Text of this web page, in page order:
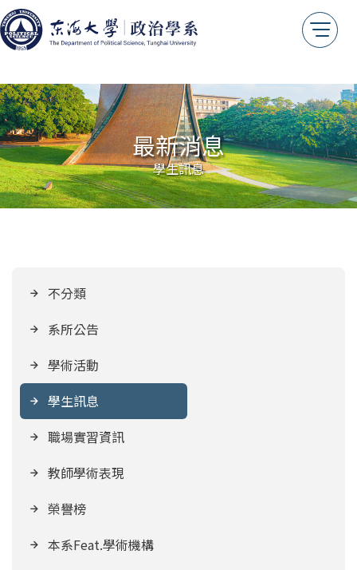
系友情報
傑出系友
我想捐款
年報專區
測試用
最新消息
學生訊息
不分類
系所公告
學術活動
學生訊息
職場實習資訊
教師學術表現
榮譽榜
本系Feat.學術機構